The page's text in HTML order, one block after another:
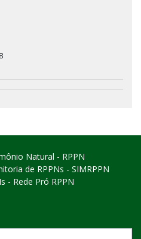
Natural - RPPN
de RPPNs - SIMRPPN
- Rede Pró RPPN